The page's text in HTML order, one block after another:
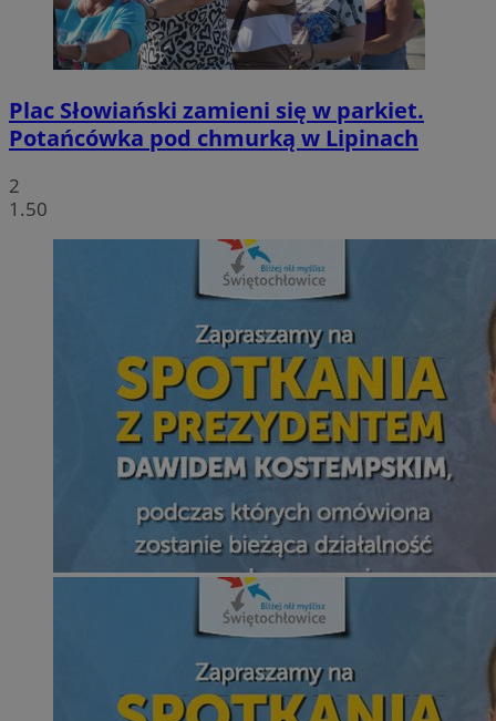
Plac Słowiański zamieni się w parkiet.
Potańcówka pod chmurką w Lipinach
2
1.50